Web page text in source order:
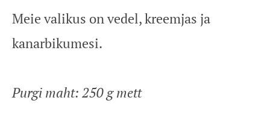
Meie valikus on vedel, kreemjas ja
kanarbikumesi.
Purgi maht: 250 g mett